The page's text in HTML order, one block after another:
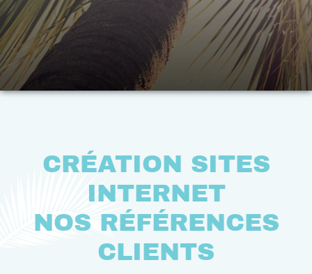
CRÉATION SITES
INTERNET
NOS RÉFÉRENCES
CLIENTS